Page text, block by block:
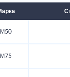
М50
М75